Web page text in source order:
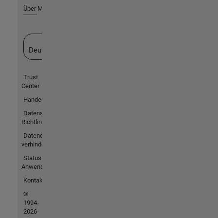
Über MathWorks
Deutschland
Trust
Center
Handelsmarken
Datenschutz-
Richtlinien
Datendiebstahl
verhindern
Status von
Anwendungen
Kontakt
©
1994-
2026